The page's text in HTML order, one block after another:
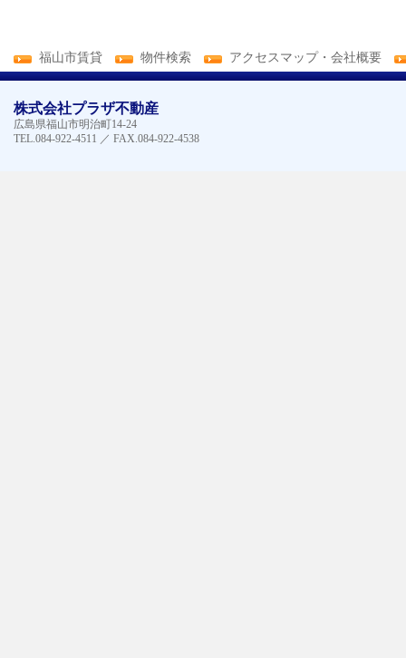
福山市賃貸 物件検索 アクセスマップ・会社概要
株式会社プラザ不動産
広島県福山市明治町14-24
TEL.084-922-4511 ／ FAX.084-922-4538